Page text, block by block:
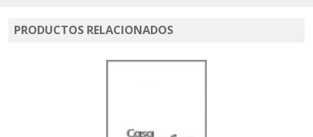
PRODUCTOS RELACIONADOS